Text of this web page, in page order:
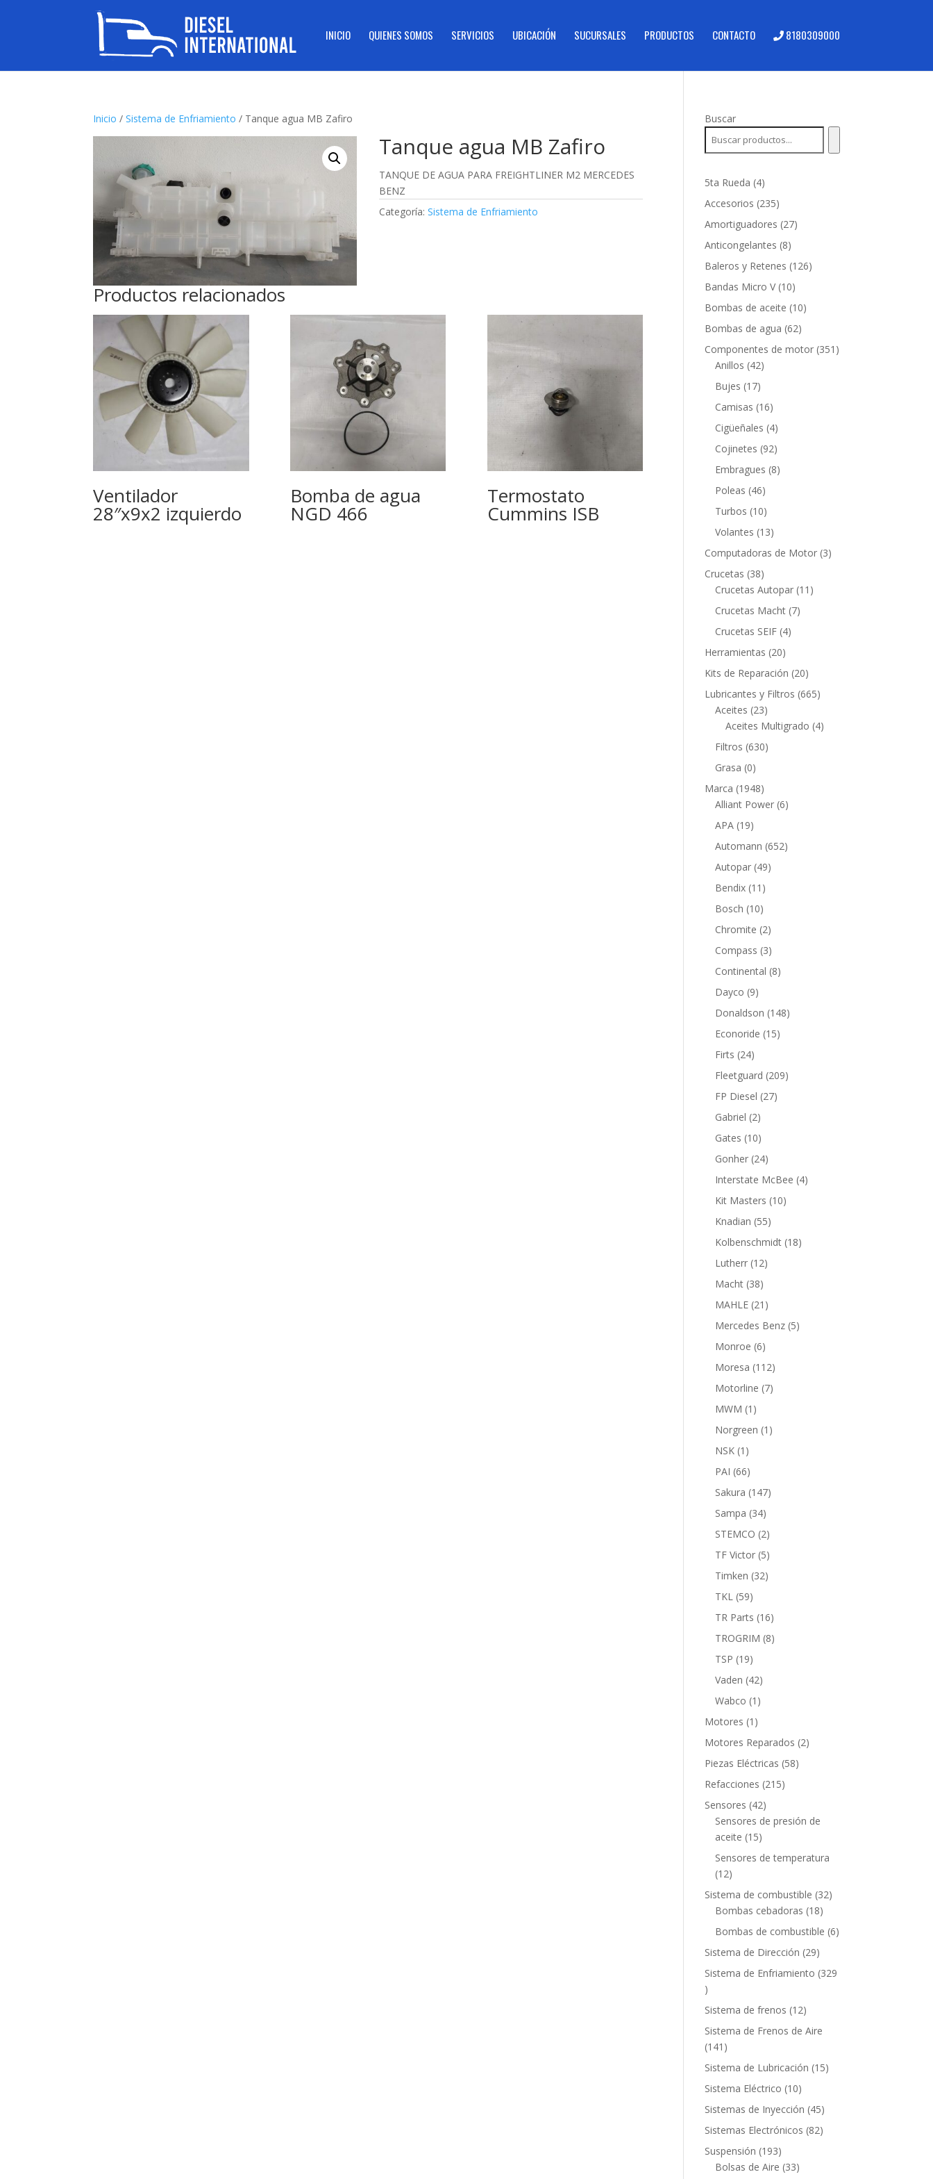
INICIO QUIENES SOMOS SERVICIOS UBICACIÓN SUCURSALES PRODUCTOS CONTACTO 8180309000
Inicio /Sistema de Enfriamiento / Tanque agua MB Zafiro
Tanque agua MB Zafiro
TANQUE DE AGUA PARA FREIGHTLINER M2 MERCEDES
BENZ
Categoría:Sistema de Enfriamiento
Productos relacionados
Ventilador
28″x9x2 izquierdo
Bomba de agua
NGD 466
Termostato
Cummins ISB
Buscar
5ta Rueda 44
productos
Accesorios 235235
productos
Amortiguadores 2727
Anticongelantes 88
productos
Baleros y Retenes 126126
Bandas Micro V 1010
productos
Bombas de aceite 1010
Bombas de agua 6262
productos
Componentes de motor 351 351
Anillos 4242
Bujes 1717
productos
Camisas 1616
productos
Cigüeñales 44
productos
Cojinetes 9292
productos
Embragues 88
Poleas 4646
productos
Turbos 1010
productos
Volantes 1313
productos
Computadoras de Motor 33
Crucetas 3838
productos
Crucetas Autopar 11 11
Crucetas Macht 77
Crucetas SEIF 44
Herramientas 2020
productos
Kits de Reparación 2020
productos
Lubricantes y Filtros 665665
Aceites 2323
productos
Aceites Multigrado 44
Filtros 630630
Grasa 00
productos
Marca 19481948
productos
Alliant Power 66
APA 1919
productos
Automann 652652
Autopar 4949
Bendix 11 11
productos
Bosch 1010
productos
Chromite 22
productos
Compass 33
productos
Continental 88
Dayco 99
productos
Donaldson 148148
Econoride 1515
Firts 2424
productos
Fleetguard 209209
FP Diesel 2727
Gabriel 22
productos
Gates 1010
productos
Gonher 2424
productos
Interstate McBee 44
Kit Masters 1010
Knadian 5555
productos
Kolbenschmidt 1818
Lutherr 1212
Macht 3838
productos
MAHLE 21 21
productos
Mercedes Benz 55
Monroe 66
productos
Moresa 112112
productos
Motorline 77
MWM 1 1
producto
Norgreen 1 1
NSK 1 1
producto
PAI 6666
productos
Sakura 147147
Sampa 3434
productos
STEMCO 22
productos
TF Victor 55
productos
Timken 3232
TKL 5959
productos
TR Parts 1616
productos
TROGRIM 88
TSP 1919
productos
Vaden 4242
productos
Wabco 1 1
Motores 1 1
producto
Motores Reparados 22
Piezas Eléctricas 5858
Refacciones 215215
Sensores 4242
productos
Sensores de presión de
aceite 1515
productos
Sensores de temperatura
1212
productos
Sistema de combustible 3232
Bombas cebadoras 1818
productos
Bombas de combustible 66
Sistema de Dirección 2929
productos
Sistema de Enfriamiento 329
329
productos
Sistema de frenos 1212
productos
Sistema de Frenos de Aire
141 141
productos
Sistema de Lubricación 1515
Sistema Eléctrico 1010
productos
Sistemas de Inyección 4545
productos
Sistemas Electrónicos 8282
Suspensión 193193
productos
Bolsas de Aire 3333